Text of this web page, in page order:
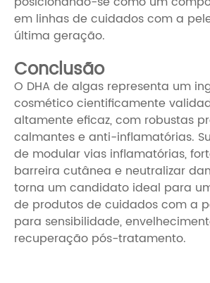
em linhas de cuidados com a
última geração.
Conclusão
O DHA de algas representa um
cosmético cientificamente
altamente eficaz, com robustas
calmantes e anti-inflamatórias.
de modular vias inflamatórias,
barreira cutânea e neutralizar
torna um candidato ideal para
de produtos de cuidados com a
para sensibilidade,
recuperação pós-tratamento.